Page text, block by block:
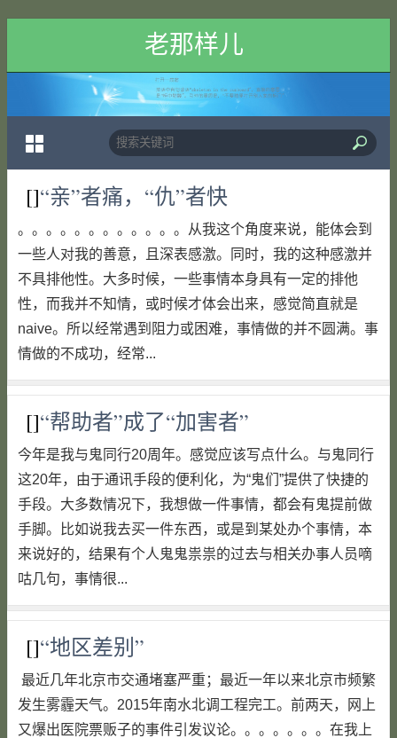
老那样儿
[]“亲”者痛，“仇”者快
。。。。。。。。。。。。从我这个角度来说，能体会到
一些人对我的善意，且深表感激。同时，我的这种感激并
不具排他性。大多时候，一些事情本身具有一定的排他
性，而我并不知情，或时候才体会出来，感觉简直就是
naive。所以经常遇到阻力或困难，事情做的并不圆满。事
情做的不成功，经常...
[]“帮助者”成了“加害者”
今年是我与鬼同行20周年。感觉应该写点什么。与鬼同行
这20年，由于通讯手段的便利化，为“鬼们”提供了快捷的
手段。大多数情况下，我想做一件事情，都会有鬼提前做
手脚。比如说我去买一件东西，或是到某处办个事情，本
来说好的，结果有个人鬼鬼祟祟的过去与相关办事人员嘀
咕几句，事情很...
[]“地区差别”
最近几年北京市交通堵塞严重；最近一年以来北京市频繁
发生雾霾天气。2015年南水北调工程完工。前两天，网上
又爆出医院票贩子的事件引发议论。。。。。。。在我上